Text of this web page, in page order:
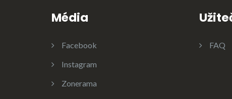
Média
Facebook
Instagram
Zonerama
FAQ